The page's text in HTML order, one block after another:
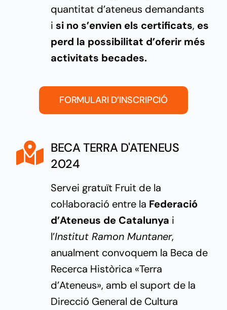
quantitat d’ateneus demandants
i si no s’envien els certificats, es
perd la possibilitat d’oferir més
activitats becades.
FORMULARI D’INSCRIPCIÓ
BECA TERRA D'ATENEUS
2024
Servei gratuït Fruit de la
col·laboració entre la Federació
d’Ateneus de Catalunya i
l’Institut Ramon Muntaner,
anualment convoquem la Beca de
Recerca Històrica «Terra
d’Ateneus», amb el suport de la
Direcció General de Cultura